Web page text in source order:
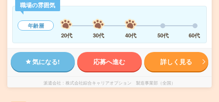
職場の雰囲気
年齢層
20代
30代 40代 50代 60代
気になる! 応募へ進む 詳しく見る
派遣会社 株式会社綜合キャリアオプション 製造事業部（全国）